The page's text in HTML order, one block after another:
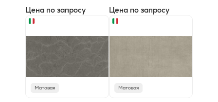
Цена по запросу Цена по запросу
Матовая Матовая